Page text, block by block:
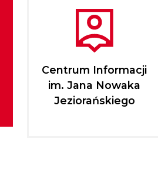
Centrum Informacji
im. Jana Nowaka
Jeziorańskiego